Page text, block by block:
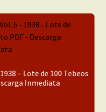
1938 – Lote de 100 Tebeos
Inmediata